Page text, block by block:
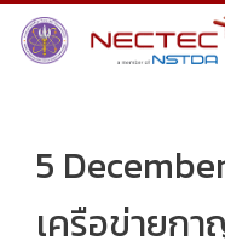
Skip
5
เครือข่ายก